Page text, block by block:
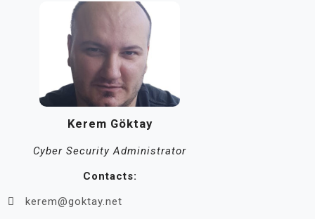
Kerem Göktay
Cyber Security Administrator
Contacts:
kerem@goktay.net